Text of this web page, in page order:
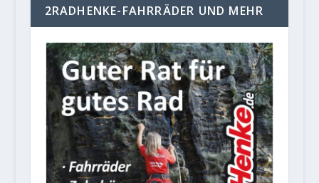
2RADHENKE-FAHRRÄDER UND MEHR